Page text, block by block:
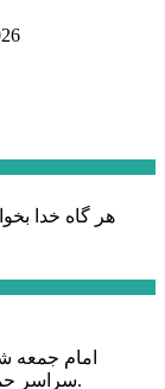
هر گاه خدا
امام جمعه
سراسر حماسه خونخواهی و مرگ بر آمریکا و اسرائیل بود.